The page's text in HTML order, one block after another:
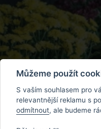
Můžeme použít
S vaším souhlasem pro
relevantnější reklamu s
odmítnout, ale budeme